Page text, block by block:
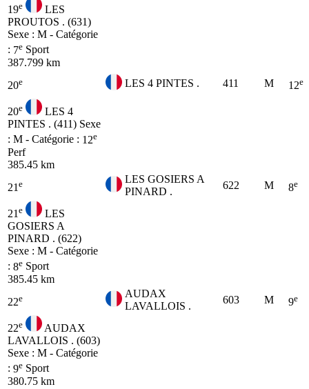
19e
LES
PROUTOS . (631)
Sexe : M - Catégorie
: 7e Sport
387.799 km
20e LES 4 PINTES . 411 M 12e
20e
LES 4
PINTES . (411) Sexe
: M - Catégorie : 12e
Perf
385.45 km
21 e
LES GOSIERS A
PINARD .
622 M 8e
21 e
LES
GOSIERS A
PINARD . (622)
Sexe : M - Catégorie
: 8e Sport
385.45 km
22e
AUDAX
LAVALLOIS .
603 M 9e
22e
AUDAX
LAVALLOIS . (603)
Sexe : M - Catégorie
: 9e Sport
380.75 km